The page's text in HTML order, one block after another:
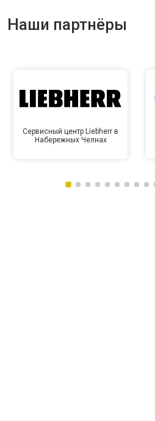
Наши партнёры
Сервисный центр Liebherr в
Набережных Челнах